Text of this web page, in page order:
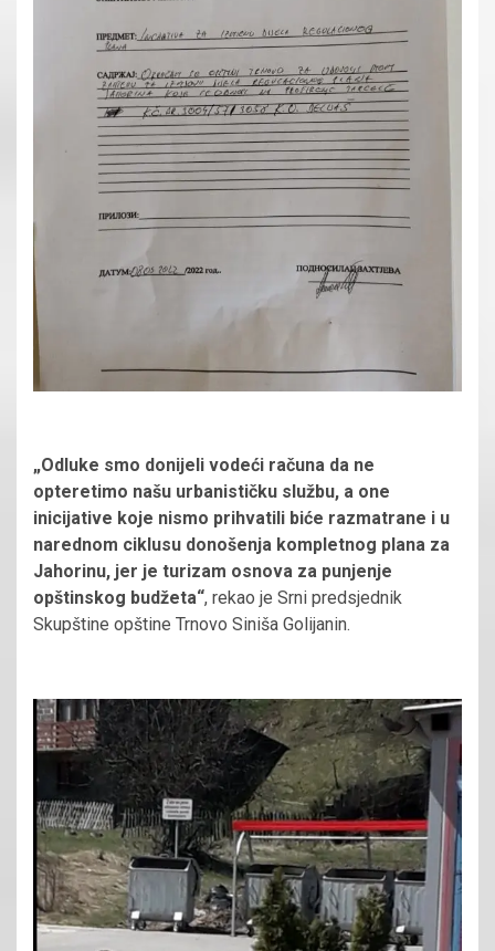
„Odluke smo donijeli vodeći računa da ne
opteretimo našu urbanističku službu, a one
inicijative koje nismo prihvatili biće razmatrane i u
narednom ciklusu donošenja kompletnog plana za
Jahorinu, jer je turizam osnova za punjenje
opštinskog budžeta“, rekao je Srni predsjednik
Skupštine opštine Trnovo Siniša Golijanin.